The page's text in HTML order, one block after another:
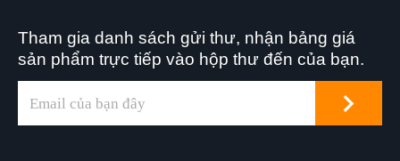
Tham gia danh sách gửi thư, nhận bảng giá
sản phẩm trực tiếp vào hộp thư đến của bạn.